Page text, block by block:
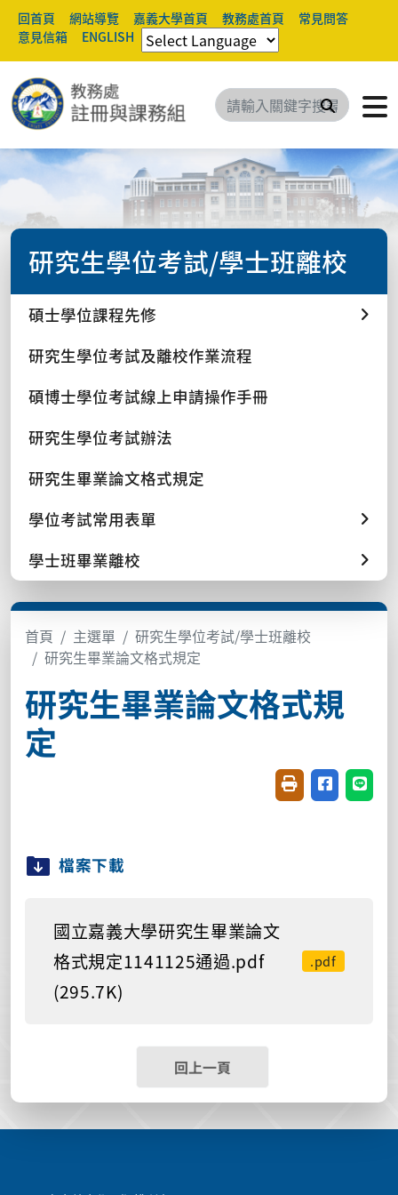
回首頁 網站導覽 嘉義大學首頁 教務處首頁
常見問答
意見信箱
ENGLISH
搜尋
研究生學位考試/學士班離校
碩士學位課程先修
研究生學位考試及離校作業流程
碩博士學位考試線上申請操作手冊
研究生學位考試辦法
研究生畢業論文格式規定
學位考試常用表單
學士班畢業離校
首頁 主選單
研究生學位考試/學士班離校
研究生畢業論文格式規定
研究生畢業論文格式規
定
友善列印(開新視
分享至臉書
分享
檔案下載
國立嘉義大學研究生畢業論文
格式規定1141125通過.pdf
(295.7K)
.pdf
回上一頁